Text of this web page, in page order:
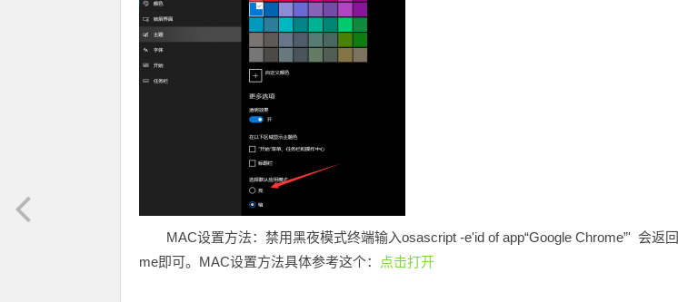
MAC设置方法：禁用黑夜模式终端输入osascript -e'id of app“Google Chrome”' 会返回
me即可。MAC设置方法具体参考这个：
点击打开